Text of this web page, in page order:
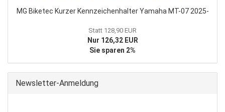
MG Biketec Kurzer Kennzeichenhalter Yamaha MT-07 2025-
Statt 128,90 EUR
Nur 126,32 EUR
Sie sparen 2%
Newsletter-Anmeldung